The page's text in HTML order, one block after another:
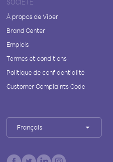
SOCIÉTÉ
À propos de Viber
Brand Center
Emplois
Termes et conditions
Politique de confidentialité
Customer Complaints Code
Français